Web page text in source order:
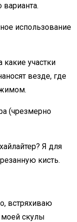
использование
участки
везде, где
Я для
кисть.
встряхиваю
моей скулы